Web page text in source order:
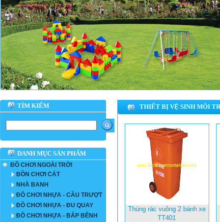
TÌM KIẾM
DANH MỤC SẢN PHẨM
ĐỒ CHƠI NGOÀI TRỜI
BỒN CHƠI CÁT
NHÀ BANH
ĐỒ CHƠI NHỰA - CẦU TRƯỢT
ĐỒ CHƠI NHỰA - ĐU QUAY
ĐỒ CHƠI NHỰA - BẤP BÊNH
THIẾT BỊ VỆ SINH MÔI
Thùng rác vuông 2 bánh xe
TT401